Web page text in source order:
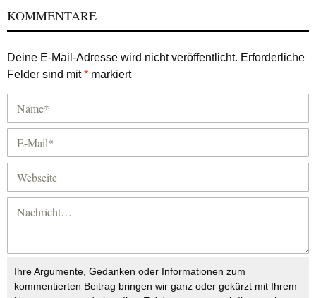
KOMMENTARE
Deine E-Mail-Adresse wird nicht veröffentlicht. Erforderliche
Felder sind mit* markiert
Ihre Argumente, Gedanken oder Informationen zum
kommentierten Beitrag bringen wir ganz oder gekürzt mit Ihrem